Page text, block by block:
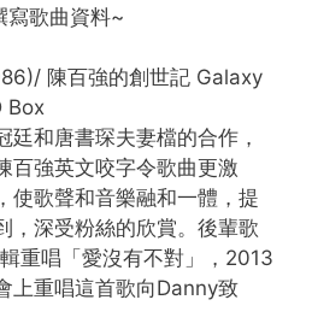
寫歌曲資料~
陳百強的創世記 Galaxy
Box
廷和唐書琛夫妻檔的合作，
百強英文咬字令歌曲更激
使歌聲和音樂融和一體，提
，深受粉絲的欣賞。後輩歌
重唱「愛沒有不對」，2013
上重唱這首歌向Danny致